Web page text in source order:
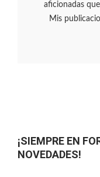
aficionadas
Mis
¡SIEMPRE EN
NOVEDADES!